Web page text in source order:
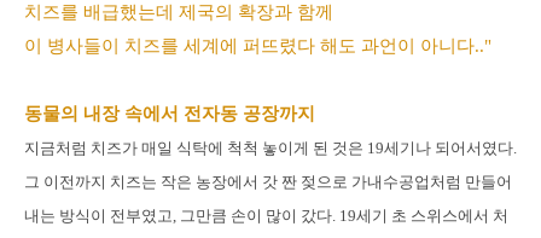
치즈를 배급했는데 제국의 확장과 함께
이 병사들이 치즈를 세계에 퍼뜨렸다 해도 과언이 아니다.."
동물의 내장 속에서 전자동 공장까지
지금처럼 치즈가 매일 식탁에 척척 놓이게 된 것은 19세기나 되어서였다.
그 이전까지 치즈는 작은 농장에서 갓 짠 젖으로 가내수공업처럼 만들어
내는 방식이 전부였고, 그만큼 손이 많이 갔다. 19세기 초 스위스에서 처